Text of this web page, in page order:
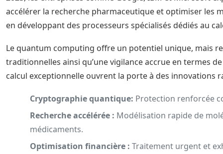
accélérer la recherche pharmaceutique et optimiser les
en développant des processeurs spécialisés dédiés au
Le quantum computing offre un potentiel unique, mais
traditionnelles ainsi qu’une vigilance accrue en termes
calcul exceptionnelle ouvrent la porte à des innovations
Cryptographie quantique: Protection renforcée
Recherche accélérée : Modélisation rapide de
médicaments.
Optimisation financière : Traitement urgent et